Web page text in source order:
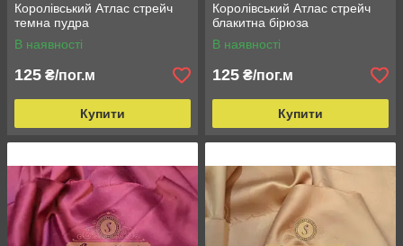
Королівський Атлас стрейч
темна пудра
В наявності
125 ₴/пог.м
Купити
Королівський Атлас стрейч
блакитна бірюза
В наявності
125 ₴/пог.м
Купити